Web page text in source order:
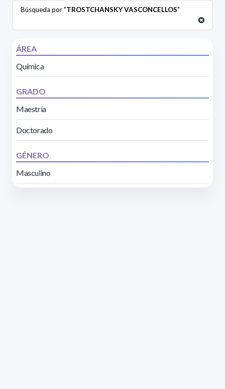
Búsqueda por "TROSTCHANSKY VASCONCELLOS"
ÁREA
Química
GRADO
Maestría
Doctorado
GÉNERO
Masculino